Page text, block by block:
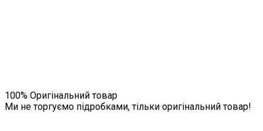
100% Оригінальний товар
Ми не торгуємо підробками, тільки оригінальний товар!